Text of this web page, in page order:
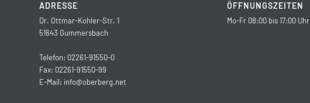
ADRESSE
Dr. Ottmar-Kohler-Str. 1
51643 Gummersbach
Telefon: 02261-91550-0
Fax: 02261-91550-99
E-Mail: info@oberberg.net
ÖFFNUNGSZEITEN
Mo-Fr 08:00 bis 17:00 Uhr